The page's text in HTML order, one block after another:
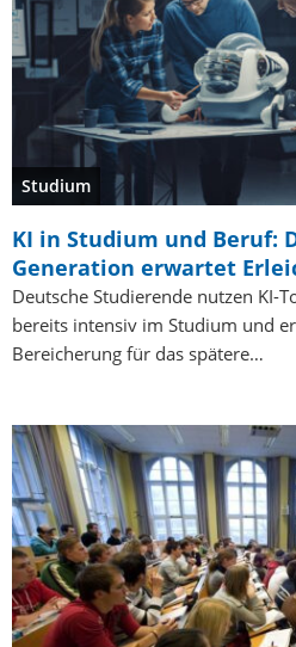
Studium
KI in Studium und Beruf:
Generation erwartet
Deutsche Studierende nutzen KI-
bereits intensiv im Studium und
Bereicherung für das spätere…